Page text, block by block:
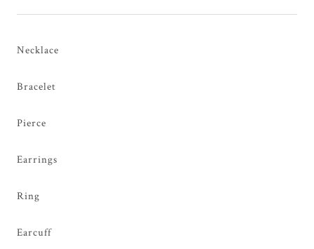
Necklace
Bracelet
Pierce
Earrings
Ring
Earcuff